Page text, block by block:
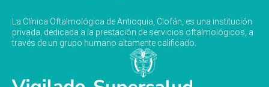
La Clínica Oftalmológica de Antioquia, Clofán, es una institución
privada, dedicada a la prestación de servicios oftalmológicos, a
través de un grupo humano altamente calificado.